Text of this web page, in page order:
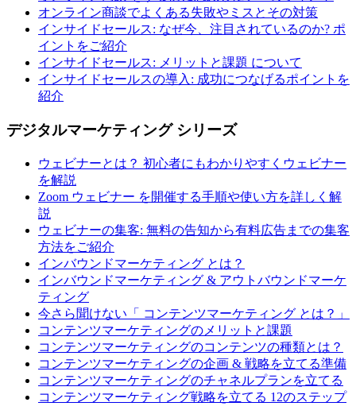
オンライン商談でよくある失敗やミスとその対策
インサイドセールス: なぜ今、注目されているのか? ポ
イントをご紹介
インサイドセールス: メリットと課題 について
インサイドセールスの導入: 成功につなげるポイントを
紹介
デジタルマーケティング シリーズ
ウェビナーとは？ 初心者にもわかりやすくウェビナー
を解説
Zoom ウェビナー を開催する手順や使い方を詳しく解
説
ウェビナーの集客: 無料の告知から有料広告までの集客
方法をご紹介
インバウンドマーケティング とは？
インバウンドマーケティング & アウトバウンドマーケ
ティング
今さら聞けない「 コンテンツマーケティング とは？」
コンテンツマーケティングのメリットと課題
コンテンツマーケティングのコンテンツの種類とは？
コンテンツマーケティングの企画 & 戦略を立てる準備
コンテンツマーケティングのチャネルプランを立てる
コンテンツマーケティング戦略を立てる 12のステップ